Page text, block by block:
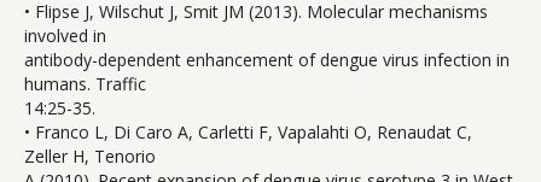
• Flipse J, Wilschut J, Smit JM (2013). Molecular mechanisms
involved in
antibody-dependent enhancement of dengue virus infection in
humans. Traffic
14:25-35.
• Franco L, Di Caro A, Carletti F, Vapalahti O, Renaudat C,
Zeller H, Tenorio